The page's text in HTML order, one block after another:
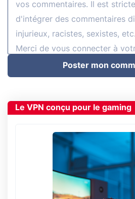
Poster mon
Le VPN conçu pour le gaming